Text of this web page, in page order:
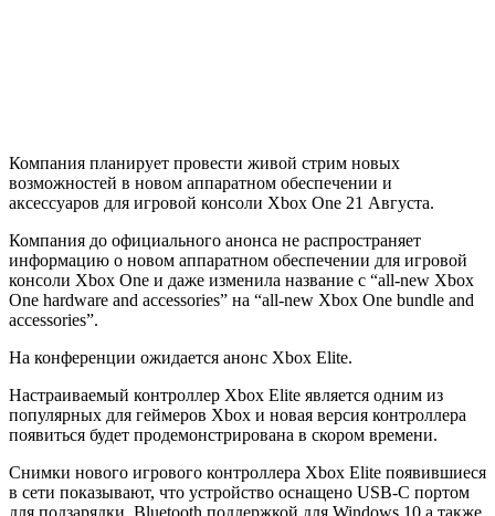
Компания планирует провести живой стрим новых
возможностей в новом аппаратном обеспечении и
аксессуаров для игровой консоли Xbox One 21 Августа.
Компания до официального анонса не распространяет
информацию о новом аппаратном обеспечении для игровой
консоли Xbox One и даже изменила название с “all-new Xbox
One hardware and accessories” на “all-new Xbox One bundle and
accessories”.
На конференции ожидается анонс Xbox Elite.
Настраиваемый контроллер Xbox Elite является одним из
популярных для геймеров Xbox и новая версия контроллера
появиться будет продемонстрирована в скором времени.
Снимки нового игрового контроллера Xbox Elite появившиеся
в сети показывают, что устройство оснащено USB-C портом
для подзарядки, Bluetooth поддержкой для Windows 10 а также